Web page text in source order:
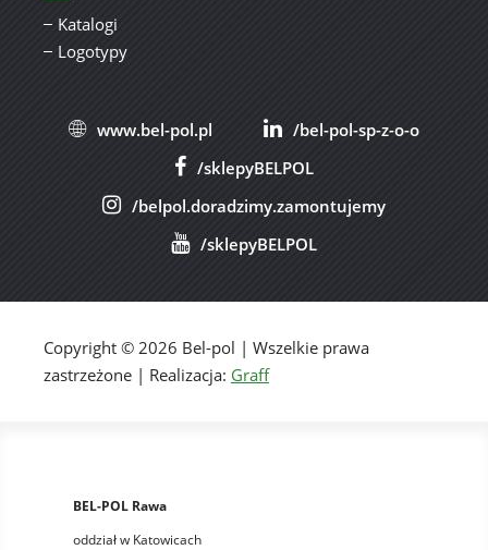
Katalogi
Logotypy
www.bel-pol.pl
/bel-pol-sp-z-o-o
/sklepyBELPOL
/belpol.doradzimy.zamontujemy
/sklepyBELPOL
Copyright © 2026 Bel-pol | Wszelkie prawa
zastrzeżone | Realizacja: Graff
BEL-POL Rawa
oddział w Katowicach